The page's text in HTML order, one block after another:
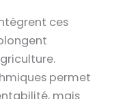
ces
permet